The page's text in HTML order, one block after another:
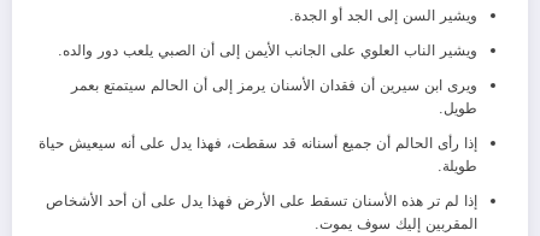
ويشير السن إلى الجد أو الجدة.
ويشير الناب العلوي على الجانب الأيمن إلى أن الصبي يلعب دور والده.
ويرى ابن سيرين أن فقدان الأسنان يرمز إلى أن الحالم سيتمتع بعمر
طويل.
إذا رأى الحالم أن جميع أسنانه قد سقطت، فهذا يدل على أنه سيعيش حياة
طويلة.
إذا لم تر هذه الأسنان تسقط على الأرض فهذا يدل على أن أحد الأشخاص
المقربين إليك سوف يموت.